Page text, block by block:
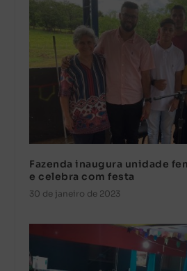
Fazenda inaugura unidade
e celebra com festa
30 de janeiro de 2023